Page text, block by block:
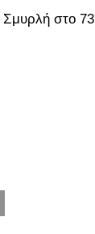
Σμυρλή στο